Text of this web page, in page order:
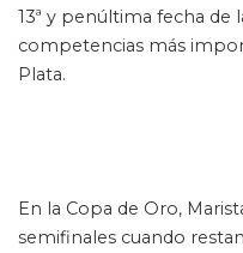
13ª y penúltima fecha de
competencias más
Plata.
En la Copa de Oro,
semifinales cuando